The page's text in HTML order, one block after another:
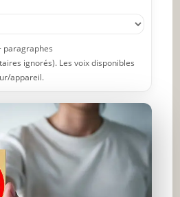
paragraphes
ignorés). Les voix disponibles
appareil.